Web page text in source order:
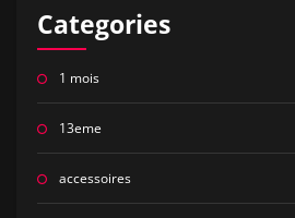
Categories
1 mois
13eme
accessoires